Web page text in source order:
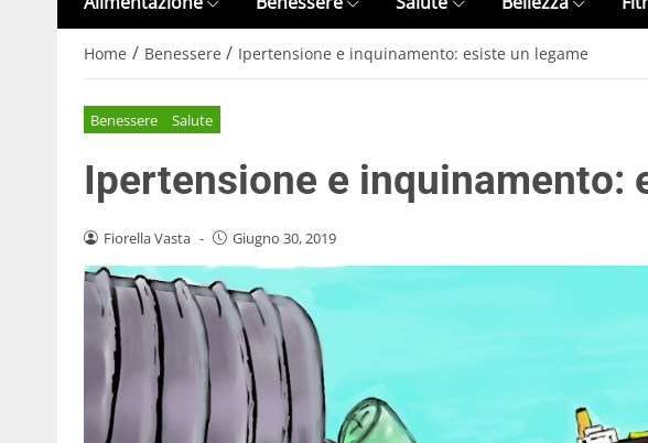
Home / Benessere / Ipertensione e inquinamento: esiste un legame
Benessere Salute
Ipertensione e inquinamento:
Fiorella Vasta - Giugno 30, 2019